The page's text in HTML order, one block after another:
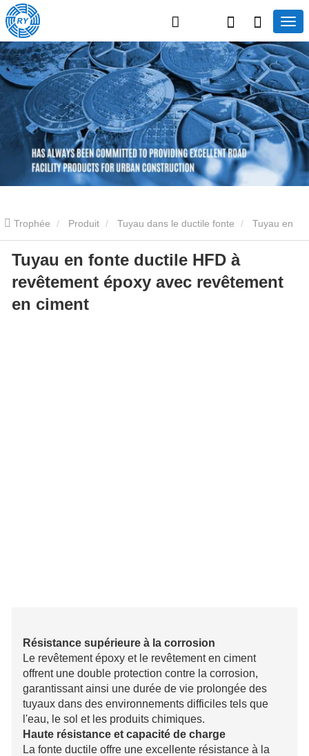
Trophée Produit Tuyau dans le ductile fonte Tuyau en
fonte ductile revêtu de béton Tuyau en fonte ductile HFD à
revêtement époxy avec revêtement en ciment
Tuyau en fonte ductile HFD à
revêtement époxy avec revêtement
en ciment
Résistance supérieure à la corrosion
Le revêtement époxy et le revêtement en ciment
offrent une double protection contre la corrosion,
garantissant ainsi une durée de vie prolongée des
tuyaux dans des environnements difficiles tels que
l'eau, le sol et les produits chimiques.
Haute résistance et capacité de charge
La fonte ductile offre une excellente résistance à la